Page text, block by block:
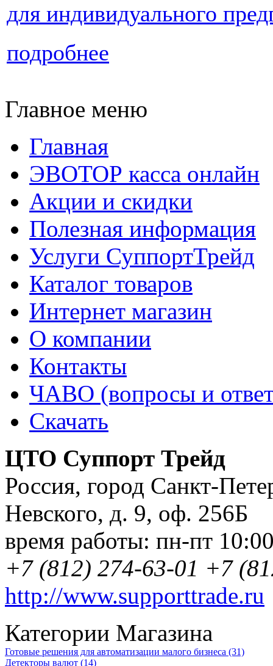
для индивидуального
подробнее
Главное меню
Главная
ЭВОТОР касса онлайн
Акции и скидки
Полезная информация
Услуги СуппортТрейд
Каталог товаров
Интернет магазин
О компании
Контакты
ЧАВО (вопросы и
Скачать
ЦТО Суппорт Трейд
Россия, город Санкт-
Невского, д. 9, оф. 256Б
время работы: пн-пт
+7 (812) 274-63-01 +7
http://www.supporttrade.ru
Категории Магазина
Готовые решения для автоматизации малого бизнеса (31)
Детекторы валют (14)